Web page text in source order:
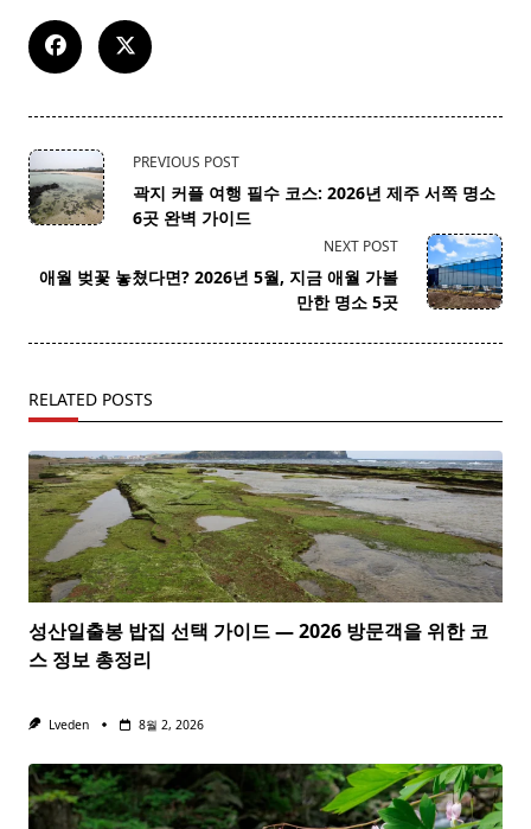
<span
class="nav-
subtitle
reader-
PREVIOUS POST
곽지 커플 여행 필수 코스: 2026년 제주 서쪽 명소
6곳 완벽 가이드
NEXT POST
애월 벚꽃 놓쳤다면? 2026년 5월, 지금 애월 가볼
만한 명소 5곳
RELATED POSTS
성산일출봉 밥집 선택 가이드 — 2026 방문객을 위한 코
스 정보 총정리
Lveden 8월 2, 2026